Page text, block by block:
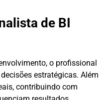
de BI
o profissional
estratégicas. Além
contribuindo com